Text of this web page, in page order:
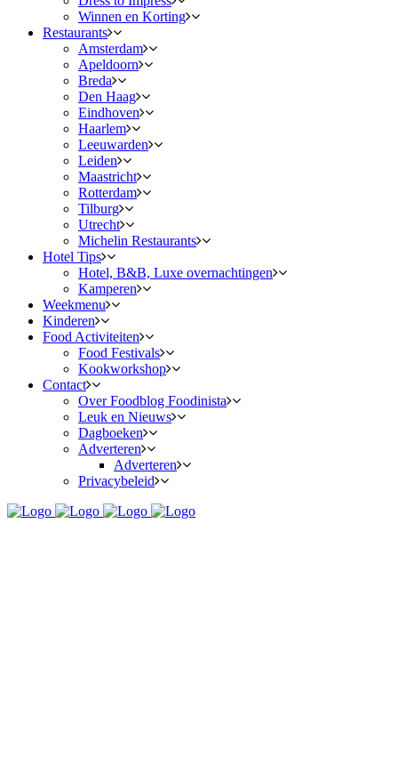
Winnen en Korting
Restaurants
Amsterdam
Apeldoorn
Breda
Den Haag
Eindhoven
Haarlem
Leeuwarden
Leiden
Maastricht
Rotterdam
Tilburg
Utrecht
Michelin Restaurants
Hotel Tips
Hotel, B&B, Luxe overnachtingen
Kamperen
Weekmenu
Kinderen
Food Activiteiten
Food Festivals
Kookworkshop
Contact
Over Foodblog Foodinista
Leuk en Nieuws
Dagboeken
Adverteren
Adverteren
Privacybeleid